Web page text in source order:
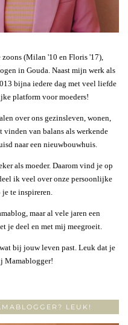
(Milan '10 en Floris '17),
in Gouda. Naast mijn werk als
bijna iedere dag met veel liefde
platform voor moeders!
over ons gezinsleven, wonen,
van balans als werkende
naar een nieuwbouwhuis.
als moeder. Daarom vind je op
ik veel over onze persoonlijke
te inspireren.
maar al vele jaren een
je deel en met mij meegroeit.
bij jouw leven past. Leuk dat je
Mamablogger!
LEUK!